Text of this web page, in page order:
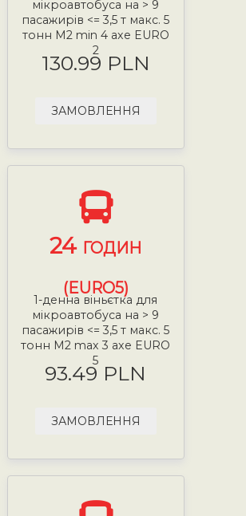
мікроавтобуса на > 9
пасажирів <= 3,5 т макс. 5
тонн М2 min 4 axe EURO
2
130.99 PLN
ЗАМОВЛЕННЯ
24 ГОДИН
(EURO5)
1-денна віньєтка для
мікроавтобуса на > 9
пасажирів <= 3,5 т макс. 5
тонн М2 max 3 axe EURO
5
93.49 PLN
ЗАМОВЛЕННЯ